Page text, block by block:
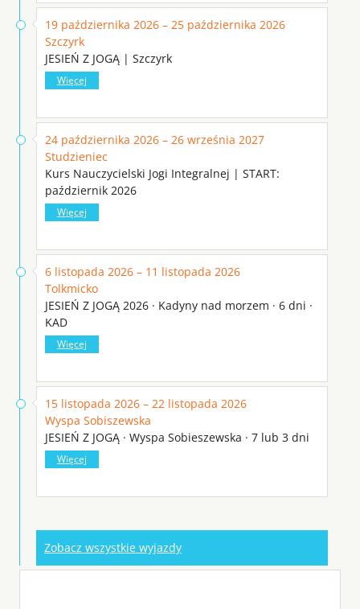
19 października 2026 – 25 października 2026
Szczyrk
JESIEŃ Z JOGĄ | Szczyrk
Więcej
24 października 2026 – 26 września 2027
Studzieniec
Kurs Nauczycielski Jogi Integralnej | START:
październik 2026
Więcej
6 listopada 2026 – 11 listopada 2026
Tolkmicko
JESIEŃ Z JOGĄ 2026 · Kadyny nad morzem · 6 dni ·
KAD
Więcej
15 listopada 2026 – 22 listopada 2026
Wyspa Sobiszewska
JESIEŃ Z JOGĄ · Wyspa Sobieszewska · 7 lub 3 dni
Więcej
Zobacz wszystkie wyjazdy